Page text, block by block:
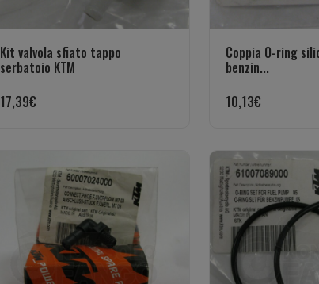
Kit valvola sfiato tappo
serbatoio KTM
17,39€
Coppia O-ring
benzin...
10,13€